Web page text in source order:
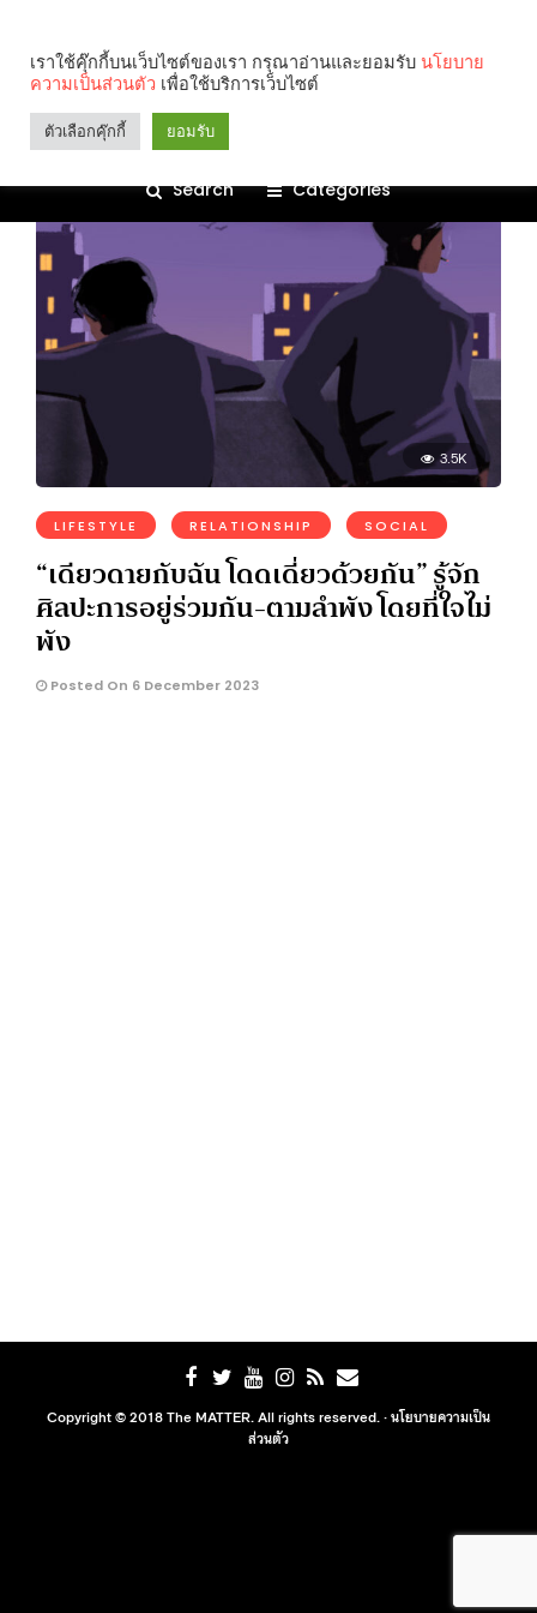
Search Categories
alone together
3.5K
LIFESTYLE RELATIONSHIP SOCIAL
“เดียวดายกับฉัน โดดเดี่ยวด้วยกัน” รู้จัก
ศิลปะการอยู่ร่วมกัน-ตามลำพัง โดยที่ใจไม่
พัง
Posted On 6 December 2023
Copyright © 2018 The MATTER. All rights reserved. ·นโยบายความเป็น
ส่วนตัว
เราใช้คุ๊กกี้บนเว็บไซต์ของเรา กรุณาอ่านและยอมรับ นโยบาย
ความเป็นส่วนตัว เพื่อใช้บริการเว็บไซต์
ตัวเลือกคุ๊กกี้ ยอมรับ